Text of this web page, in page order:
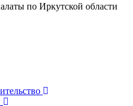
по Иркутской области